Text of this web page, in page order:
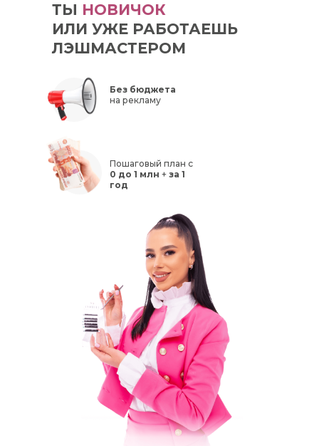
ТЫ НОВИЧОК
ИЛИ УЖЕ РАБОТАЕШЬ
ЛЭШМАСТЕРОМ
Без бюджета
на рекламу
Пошаговый план с
0 до 1 млн + за 1
год